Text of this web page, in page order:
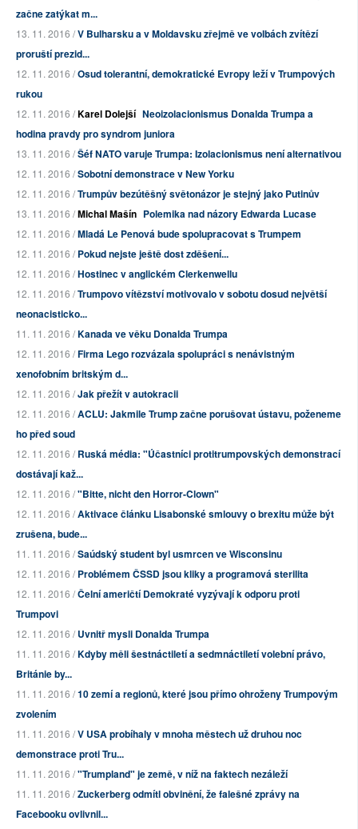
začne zatýkat m...
13. 11. 2016 /V Bulharsku a v Moldavsku zřejmě ve volbách zvítězí
proruští prezid...
12. 11. 2016 /Osud tolerantní, demokratické Evropy leží v Trumpových
rukou
12. 11. 2016 /Karel Dolejší Neoizolacionismus Donalda Trumpa a
hodina pravdy pro syndrom juniora
13. 11. 2016 /Šéf NATO varuje Trumpa: Izolacionismus není alternativou
12. 11. 2016 /Sobotní demonstrace v New Yorku
12. 11. 2016 /Trumpův bezútěšný světonázor je stejný jako Putinův
13. 11. 2016 /Michal Mašín Polemika nad názory Edwarda Lucase
12. 11. 2016 /Mladá Le Penová bude spolupracovat s Trumpem
12. 11. 2016 /Pokud nejste ještě dost zděšení...
12. 11. 2016 /Hostinec v anglickém Clerkenwellu
12. 11. 2016 /Trumpovo vítězství motivovalo v sobotu dosud největší
neonacisticko...
11. 11. 2016 /Kanada ve věku Donalda Trumpa
12. 11. 2016 /Firma Lego rozvázala spolupráci s nenávistným
xenofobním britským d...
12. 11. 2016 /Jak přežít v autokracii
12. 11. 2016 /ACLU: Jakmile Trump začne porušovat ústavu, poženeme
ho před soud
12. 11. 2016 /Ruská média: "Účastníci protitrumpovských demonstrací
dostávají kaž...
12. 11. 2016 /"Bitte, nicht den Horror-Clown"
12. 11. 2016 /Aktivace článku Lisabonské smlouvy o brexitu může být
zrušena, bude...
11. 11. 2016 /Saúdský student byl usmrcen ve Wisconsinu
12. 11. 2016 /Problémem ČSSD jsou kliky a programová sterilita
12. 11. 2016 /Čelní američtí Demokraté vyzývají k odporu proti
Trumpovi
12. 11. 2016 /Uvnitř mysli Donalda Trumpa
11. 11. 2016 /Kdyby měli šestnáctiletí a sedmnáctiletí volební právo,
Británie by...
11. 11. 2016 /10 zemí a regionů, které jsou přímo ohroženy Trumpovým
zvolením
11. 11. 2016 /V USA probíhaly v mnoha městech už druhou noc
demonstrace proti Tru...
11. 11. 2016 /"Trumpland" je země, v níž na faktech nezáleží
11. 11. 2016 /Zuckerberg odmítl obvinění, že falešné zprávy na
Facebooku ovlivnil...